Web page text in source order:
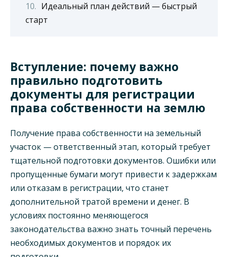
Идеальный план действий — быстрый
старт
Вступление: почему важно
правильно подготовить
документы для регистрации
права собственности на землю
Получение права собственности на земельный
участок — ответственный этап, который требует
тщательной подготовки документов. Ошибки или
пропущенные бумаги могут привести к задержкам
или отказам в регистрации, что станет
дополнительной тратой времени и денег. В
условиях постоянно меняющегося
законодательства важно знать точный перечень
необходимых документов и порядок их